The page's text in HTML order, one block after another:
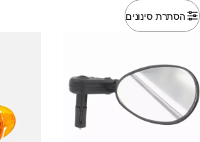
הסתרת סינונים